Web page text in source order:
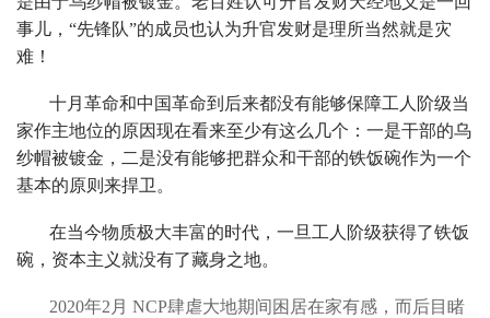
事儿，“先锋队”的成员也认为升官发财是理所当然就是灾
难！
十月革命和中国革命到后来都没有能够保障工人阶级当
家作主地位的原因现在看来至少有这么几个：一是干部的乌
纱帽被镀金，二是没有能够把群众和干部的铁饭碗作为一个
基本的原则来捍卫。
在当今物质极大丰富的时代，一旦工人阶级获得了铁饭
碗，资本主义就没有了藏身之地。
2020年2月 NCP肆虐大地期间困居在家有感，而后目睹